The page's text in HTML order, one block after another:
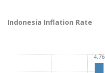
Indonesia Inflation Rate